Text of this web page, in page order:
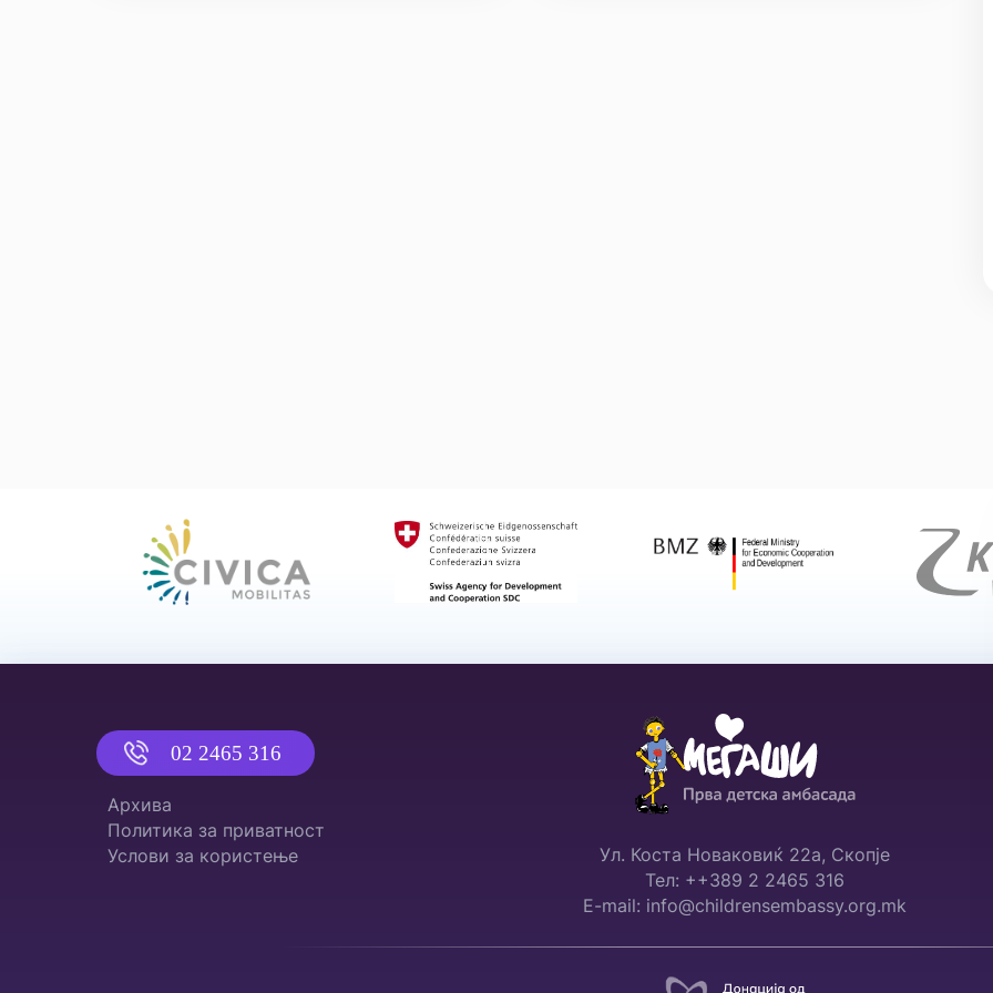
02 2465 316
Архива
Политика за приватност
Услови за користење
Ул. Коста Новаковиќ 22а, Скопје
Тел: ++389 2 2465 316
E-mail: info@childrensembassy.org.mk